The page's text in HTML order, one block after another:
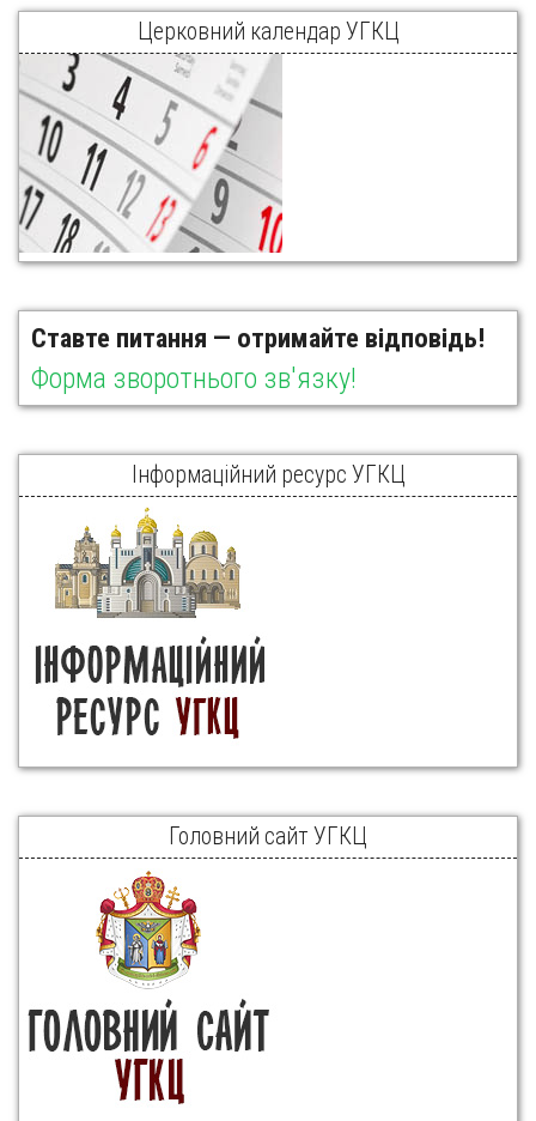
Церковний календар УГКЦ
Ставте питання — отримайте відповідь!
Форма зворотнього зв'язку!
Інформаційний ресурс УГКЦ
Головний сайт УГКЦ